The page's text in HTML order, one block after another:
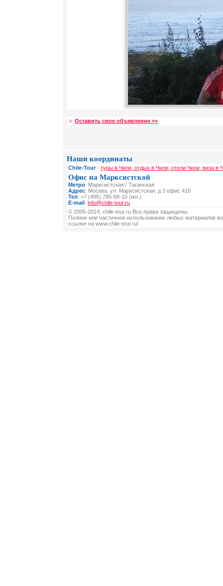
Оставить свое объявление »»
Наши координаты
Chile-Tour- туры в Чили, отдых в Чили, отели Чили, виза в
Офис на Марксистской
Метро: Марксистская / Таганская
Адрес: Москва, ул. Марксистская, д 3 офис 416
Тел: +7 (495) 785-88-10 (мн.)
E-mail: info@chile-tour.ru
© 2005-2014, chile-tour.ru Все права защищены.
Полное или частичное использование любых материалов
ссылке на www.chile-tour.ru!